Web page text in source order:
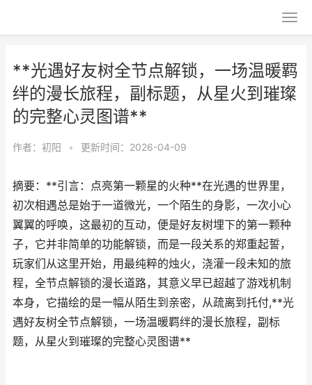
**光遇好友树全节点解锁，一场温暖羁
绊的漫长旅程，副标题，从星火到璀璨
的完整心灵图谱**
作者： 初阳 • 更新时间：2026-04-09
摘要：**引言：点亮第一颗星的火种**在光遇的世界里，
初次相遇总是始于一道微光，一个陌生的身影，一次小心
翼翼的呼唤，这最初的互动，便是好友树埋下的第一颗种
子，它并非简单的功能解锁，而是一段关系的郑重起誓，
玩家们从这里开始，用最纯粹的烛火，浇灌一段未知的旅
程，全节点解锁的漫长道路，其意义早已超越了游戏机制
本身，它描绘的是一幅从陌生到亲密，从疏离到托付,**光
遇好友树全节点解锁，一场温暖羁绊的漫长旅程，副标
题，从星火到璀璨的完整心灵图谱**